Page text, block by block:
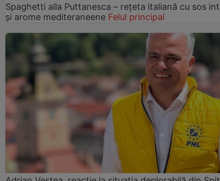
Spaghetti alla Puttanesca – rețeta italiană cu sos
și arome mediteraneene Felul principal